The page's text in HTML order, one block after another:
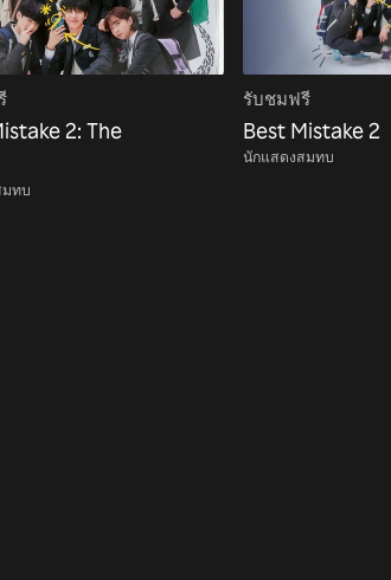
2: The
ทบ
รับชมฟรี
Best Mistake 2
นักแสดงสมทบ